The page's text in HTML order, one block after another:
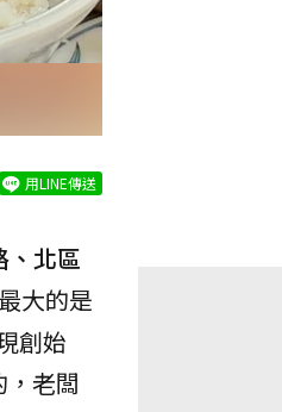
用LINE傳送
、北區
大的是
創始
老闆